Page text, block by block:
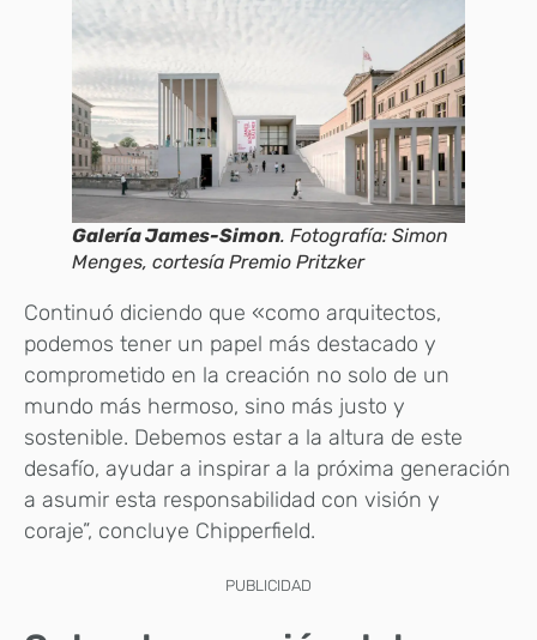
Galería James-Simon. Fotografía: Simon
Menges, cortesía Premio Pritzker
Continuó diciendo que «como arquitectos,
podemos tener un papel más destacado y
comprometido en la creación no solo de un
mundo más hermoso, sino más justo y
sostenible. Debemos estar a la altura de este
desafío, ayudar a inspirar a la próxima generación
a asumir esta responsabilidad con visión y
coraje”, concluye Chipperfield.
PUBLICIDAD